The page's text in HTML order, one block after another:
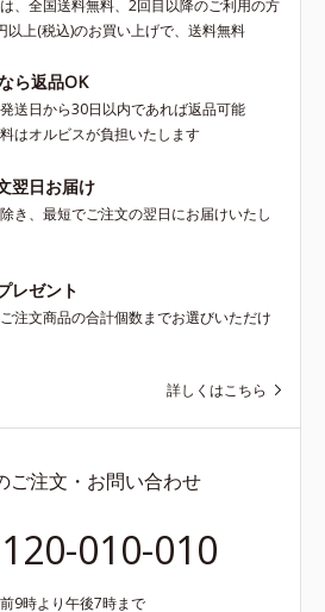
、全国送料無料、2回目以降のご利用の方
以上(税込)のお買い上げで、送料無料
ら返品OK
送日から30日以内であれば返品可能
はオルビスが負担いたします
翌日お届け
き、最短でご注文の翌日にお届けいたし
レゼント
注文商品の合計個数までお選びいただけ
詳しくはこちら
ご注文・お問い合わせ
010-010
9時より午後7時まで